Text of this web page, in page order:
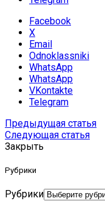
Facebook
X
Email
Odnoklassniki
WhatsApp
WhatsApp
VKontakte
Telegram
Предыдущая статья
Следующая статья
Закрыть
Рубрики
Рубрики